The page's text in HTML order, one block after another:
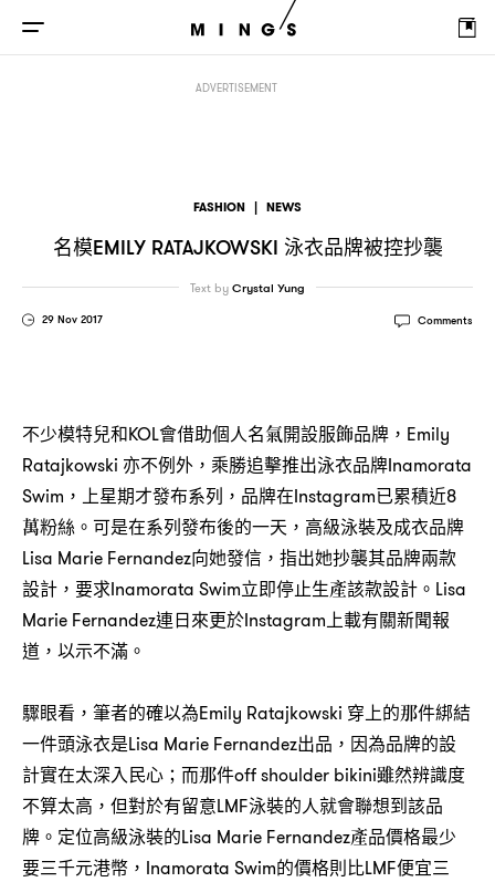
ADVERTISEMENT
FASHION | NEWS
名模EMILY RATAJKOWSKI 泳衣品牌被控抄襲
29 Nov 2017
Text byCrystal Yung
Comments
不少模特兒和KOL會借助個人名氣開設服飾品牌，Emily
Ratajkowski 亦不例外，乘勝追擊推出泳衣品牌Inamorata
Swim，上星期才發布系列，品牌在Instagram已累積近8
萬粉絲。可是在系列發布後的一天，高級泳裝及成衣品牌
Lisa Marie Fernandez向她發信，指出她抄襲其品牌兩款
設計，要求Inamorata Swim立即停止生產該款設計。Lisa
Marie Fernandez連日來更於Instagram上載有關新聞報
道，以示不滿。
驟眼看，筆者的確以為Emily Ratajkowski 穿上的那件綁結
一件頭泳衣是Lisa Marie Fernandez出品，因為品牌的設
計實在太深入民心；而那件off shoulder bikini雖然辨識度
不算太高，但對於有留意LMF泳裝的人就會聯想到該品
牌。定位高級泳裝的Lisa Marie Fernandez產品價格最少
要三千元港幣，Inamorata Swim的價格則比LMF便宜三
Emily Ratajkowski泳衣品牌被控抄襲